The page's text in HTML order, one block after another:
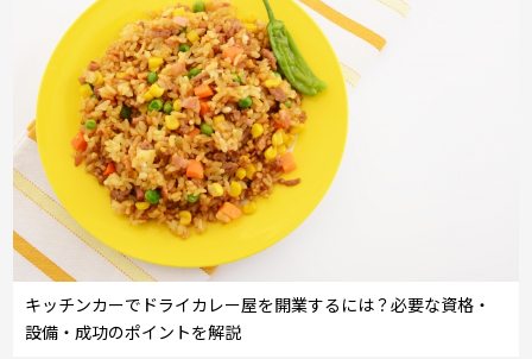
キッチンカーでドライカレー屋を開業するには？必要な資格・
設備・成功のポイントを解説